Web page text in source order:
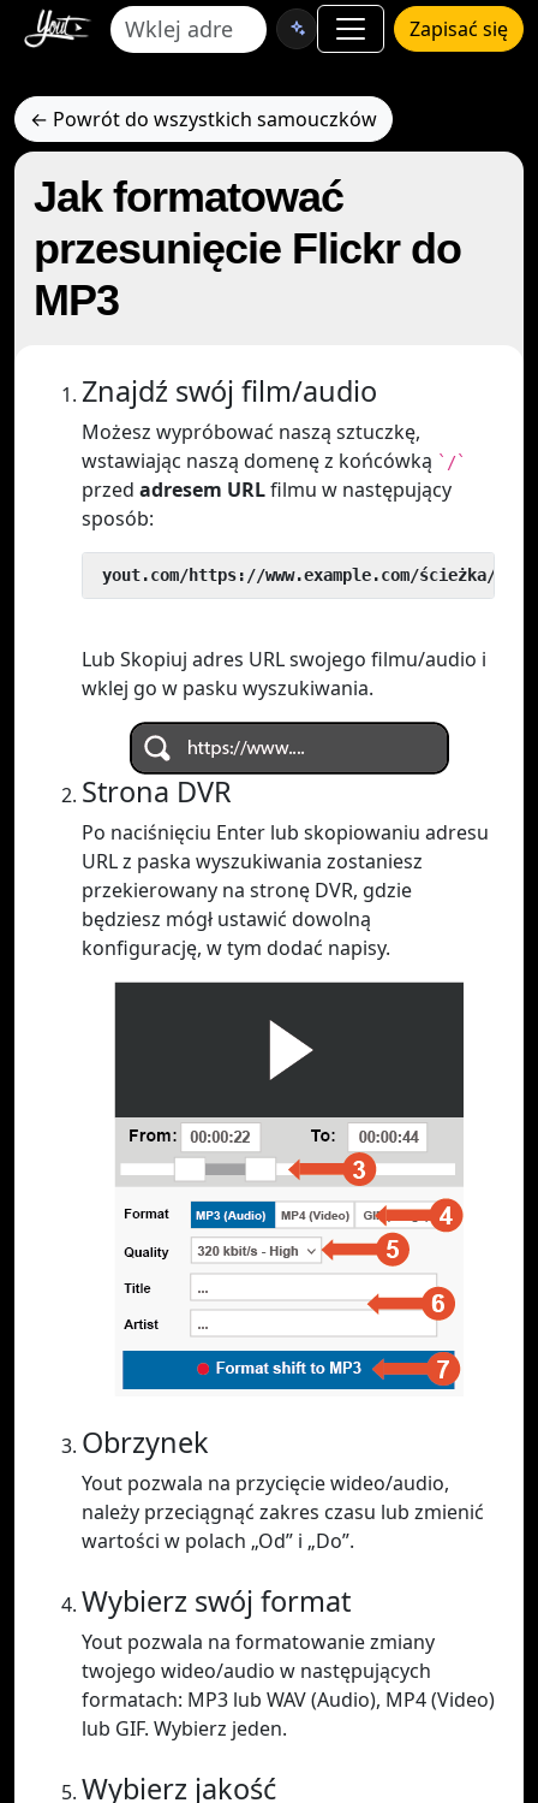
Zapisać się
← Powrót do wszystkich samouczków
Jak formatować
przesunięcie Flickr do
MP3
Znajdź swój film/audio
Możesz wypróbować naszą sztuczkę,
wstawiając naszą domenę z końcówką `/`
przed adresem URLfilmu w następujący
sposób:
yout.com/https://www.example.com/ścieżka/do/
Lub Skopiuj adres URL swojego filmu/audio i
wklej go w pasku wyszukiwania.
Strona DVR
Po naciśnięciu Enter lub skopiowaniu adresu
URL z paska wyszukiwania zostaniesz
przekierowany na stronę DVR, gdzie
będziesz mógł ustawić dowolną
konfigurację, w tym dodać napisy.
Obrzynek
Yout pozwala na przycięcie wideo/audio,
należy przeciągnąć zakres czasu lub zmienić
wartości w polach „Od” i „Do”.
Wybierz swój format
Yout pozwala na formatowanie zmiany
twojego wideo/audio w następujących
formatach: MP3 lub WAV (Audio), MP4 (Video)
lub GIF. Wybierz jeden.
Wybierz jakość